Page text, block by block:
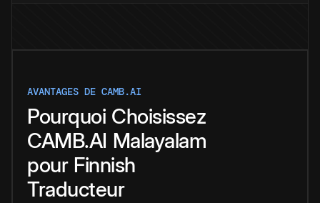
AVANTAGES DE CAMB.AI
Pourquoi Choisissez
CAMB.AI Malayalam
pour Finnish
Traducteur